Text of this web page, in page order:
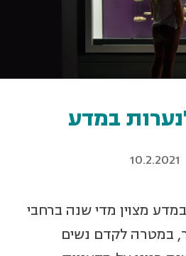
במדע
10.2.2021
מצוין מדי שנה ברחבי
בפברואר, במטרה לקדם נשים